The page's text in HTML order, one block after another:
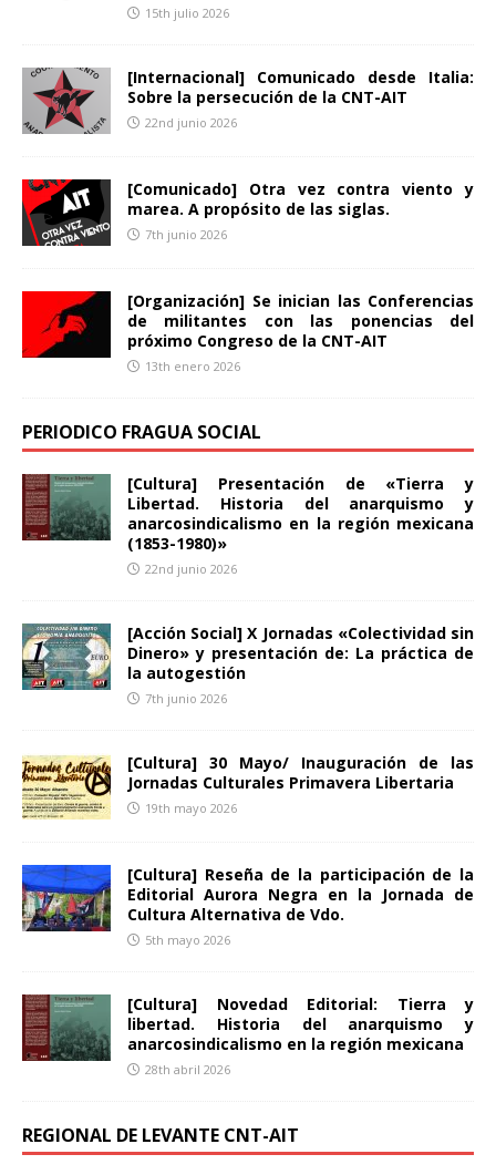
15th julio 2026
[Internacional] Comunicado desde Italia:
Sobre la persecución de la CNT-AIT
22nd junio 2026
[Comunicado] Otra vez contra viento y
marea. A propósito de las siglas.
7th junio 2026
[Organización] Se inician las Conferencias
de militantes con las ponencias del
próximo Congreso de la CNT-AIT
13th enero 2026
PERIODICO FRAGUA SOCIAL
[Cultura] Presentación de «Tierra y
Libertad. Historia del anarquismo y
anarcosindicalismo en la región mexicana
(1853-1980)»
22nd junio 2026
[Acción Social] X Jornadas «Colectividad sin
Dinero» y presentación de: La práctica de
la autogestión
7th junio 2026
[Cultura] 30 Mayo/ Inauguración de las
Jornadas Culturales Primavera Libertaria
19th mayo 2026
[Cultura] Reseña de la participación de la
Editorial Aurora Negra en la Jornada de
Cultura Alternativa de Vdo.
5th mayo 2026
[Cultura] Novedad Editorial: Tierra y
libertad. Historia del anarquismo y
anarcosindicalismo en la región mexicana
28th abril 2026
REGIONAL DE LEVANTE CNT-AIT